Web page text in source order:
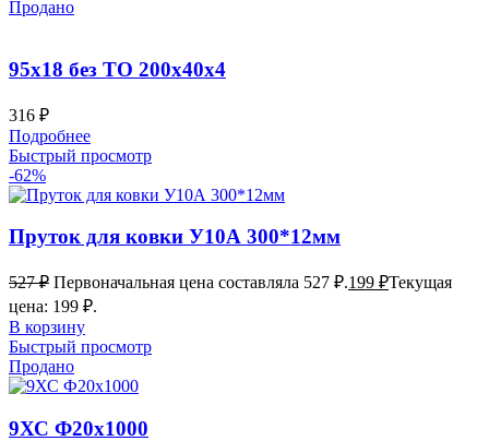
Продано
95х18 без ТО 200x40x4
316 ₽
Подробнее
Быстрый просмотр
-62%
Пруток для ковки У10А 300*12мм
527₽ Первоначальная цена составляла 527 ₽.199 ₽Текущая
цена: 199 ₽.
В корзину
Быстрый просмотр
Продано
9ХС Ф20х1000